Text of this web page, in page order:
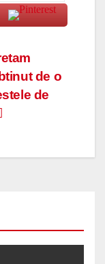
de o
de